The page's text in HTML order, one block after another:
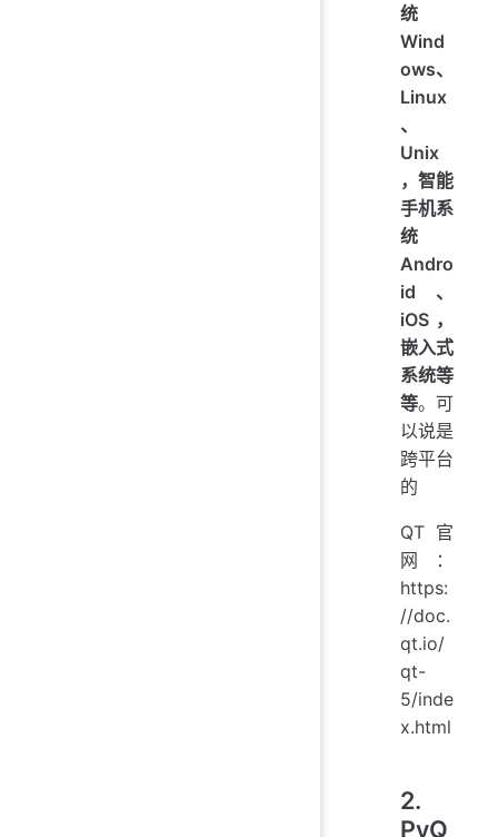
统
Wind
ows、
Linux
、
Unix
，智能
手机系
统
Andro
id、
iOS，
嵌入式
系统等
等。可
以说是
跨平台
的
QT官
网：
https:
//doc.
qt.io/
qt-
5/inde
x.html
2.
PyQ